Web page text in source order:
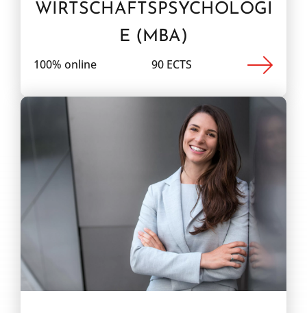
WIRTSCHAFTSPSYCHOLOGI
E (MBA)
100% online 90 ECTS